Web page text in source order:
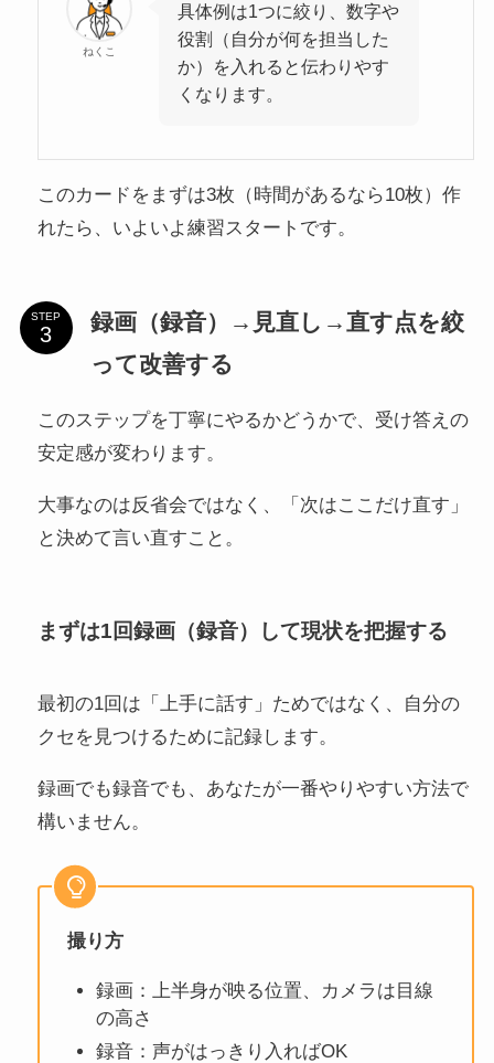
ねくこ
具体例は1つに絞り、数字や
役割（自分が何を担当した
か）を入れると伝わりやす
くなります。
このカードをまずは3枚（時間があるなら10枚）作
れたら、いよいよ練習スタートです。
STEP
録画（録音）→見直し→直す点を絞
って改善する
このステップを丁寧にやるかどうかで、受け答えの
安定感が変わります。
大事なのは反省会ではなく、「次はここだけ直す」
と決めて言い直すこと。
まずは1回録画（録音）して現状を把握する
最初の1回は「上手に話す」ためではなく、自分の
クセを見つけるために記録します。
録画でも録音でも、あなたが一番やりやすい方法で
構いません。
撮り方
録画：上半身が映る位置、カメラは目線
の高さ
録音：声がはっきり入ればOK